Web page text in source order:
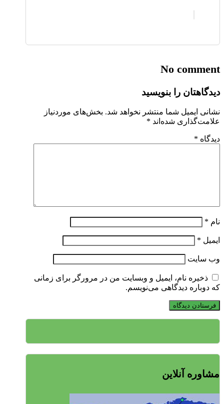
No comment
دیدگاهتان را بنویسید
نشانی ایمیل شما منتشر نخواهد شد. بخش‌های موردنیاز
علامت‌گذاری شده‌اند *
دیدگاه *
نام *
ایمیل *
وب‌ سایت
ذخیره نام، ایمیل و وبسایت من در مرورگر برای زمانی
که دوباره دیدگاهی می‌نویسم.
مشاوره آنلاین